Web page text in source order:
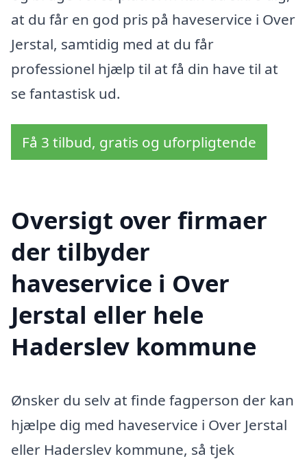
at du får en god pris på haveservice i Over
Jerstal, samtidig med at du får
professionel hjælp til at få din have til at
se fantastisk ud.
Få 3 tilbud, gratis og uforpligtende
Oversigt over firmaer
der tilbyder
haveservice i Over
Jerstal eller hele
Haderslev kommune
Ønsker du selv at finde fagperson der kan
hjælpe dig med haveservice i Over Jerstal
eller Haderslev kommune, så tjek